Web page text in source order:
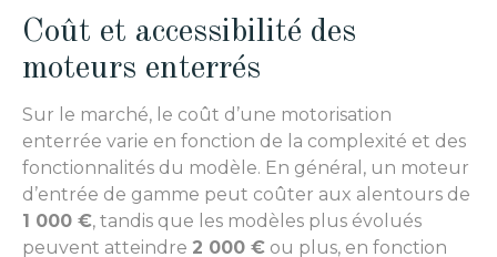
Coût et accessibilité des
moteurs enterrés
Sur le marché, le coût d’une motorisation
enterrée varie en fonction de la complexité et des
fonctionnalités du modèle. En général, un moteur
d’entrée de gamme peut coûter aux alentours de
1 000 €, tandis que les modèles plus évolués
peuvent atteindre 2 000 € ou plus, en fonction